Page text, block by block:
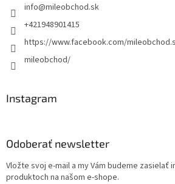
info@mileobchod.sk
+421948901415
https://www.facebook.com/
mileobchod/
Instagram
Odoberať newsletter
Vložte svoj e-mail a my Vám budeme zasielať
produktoch na našom e-shope.